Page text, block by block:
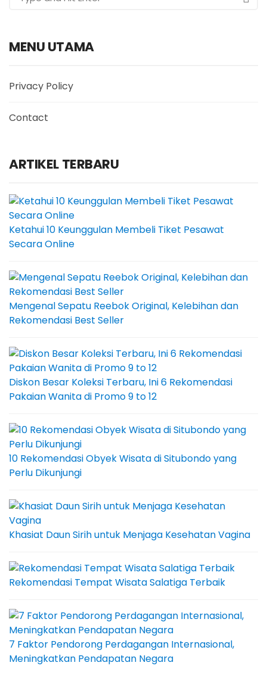
MENU UTAMA
Privacy Policy
Contact
ARTIKEL TERBARU
Ketahui 10 Keunggulan Membeli Tiket Pesawat
Secara Online
Mengenal Sepatu Reebok Original, Kelebihan dan
Rekomendasi Best Seller
Diskon Besar Koleksi Terbaru, Ini 6 Rekomendasi
Pakaian Wanita di Promo 9 to 12
10 Rekomendasi Obyek Wisata di Situbondo yang
Perlu Dikunjungi
Khasiat Daun Sirih untuk Menjaga Kesehatan Vagina
Rekomendasi Tempat Wisata Salatiga Terbaik
7 Faktor Pendorong Perdagangan Internasional,
Meningkatkan Pendapatan Negara